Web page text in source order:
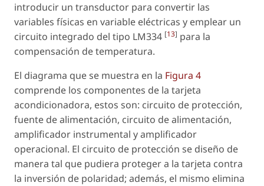
introducir un transductor para convertir las
variables físicas en variable eléctricas y emplear un
circuito integrado del tipo LM334 [13] para la
compensación de temperatura.
El diagrama que se muestra en la Figura 4
comprende los componentes de la tarjeta
acondicionadora, estos son: circuito de protección,
fuente de alimentación, circuito de alimentación,
amplificador instrumental y amplificador
operacional. El circuito de protección se diseño de
manera tal que pudiera proteger a la tarjeta contra
la inversión de polaridad; además, el mismo elimina